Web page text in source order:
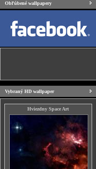
Obľúbené wallpapery
Vybraný HD wallpaper
Hviezdny Space Art